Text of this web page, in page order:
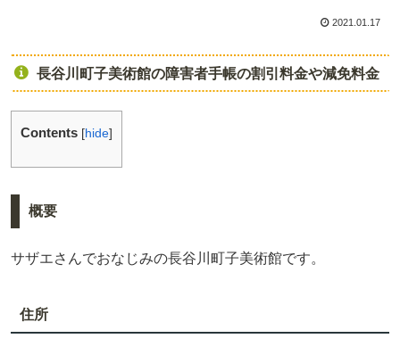
2021.01.17
長谷川町子美術館の障害者手帳の割引料金や減免料金
Contents [hide]
概要
サザエさんでおなじみの長谷川町子美術館です。
住所